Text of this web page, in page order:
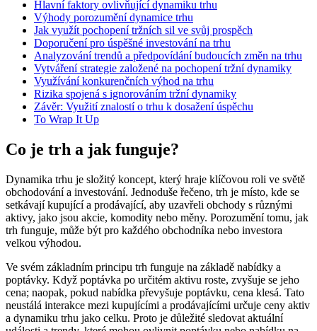
Hlavní faktory ovlivňující dynamiku trhu
Výhody porozumění dynamice trhu
Jak využít pochopení tržních sil ve svůj prospěch
Doporučení pro úspěšné investování na trhu
Analyzování trendů a předpovídání budoucích změn na trhu
Vytváření strategie založené na pochopení tržní dynamiky
Využívání konkurenčních výhod na trhu
Rizika spojená s ignorováním tržní dynamiky
Závěr: Využití znalostí o trhu k dosažení úspěchu
To Wrap It Up
Co je trh a jak funguje?
Dynamika trhu je složitý koncept, který hraje klíčovou roli ve světě
obchodování a investování. Jednoduše řečeno, trh je místo, kde se
setkávají kupující a prodávající, aby uzavřeli obchody s různými
aktivy, jako jsou akcie, komodity nebo měny. Porozumění tomu, jak
trh funguje, může být pro každého obchodníka nebo investora
velkou výhodou.
Ve svém základním principu trh funguje na základě nabídky a
poptávky. Když poptávka po určitém aktivu roste, zvyšuje se jeho
cena; naopak, pokud nabídka převyšuje poptávku, cena klesá. Tato
neustálá interakce mezi kupujícími a prodávajícími určuje ceny aktiv
a dynamiku trhu jako celku. Proto je důležité sledovat aktuální